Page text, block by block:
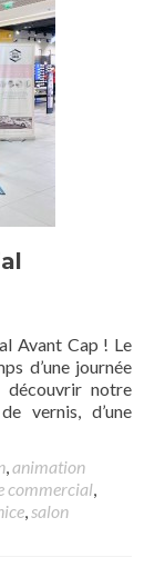
Avant Cap ! Le
d’une journée
notre
vernis, d’une
,animation
commercial,
,salon